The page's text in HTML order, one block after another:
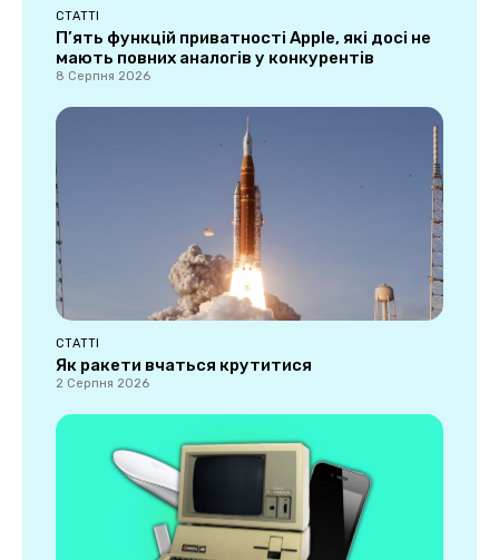
СТАТТІ
П’ять функцій приватності Apple, які досі не
мають повних аналогів у конкурентів
8 Серпня 2026
СТАТТІ
Як ракети вчаться крутитися
2 Серпня 2026